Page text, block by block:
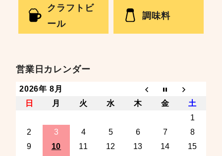
クラフトビ
ール
調味料
営業日カレンダー
2026年 8月
日
月 火 水 木 金
土
1
2
3 4 5 6 7
8
9
10 11 12 13 14
15